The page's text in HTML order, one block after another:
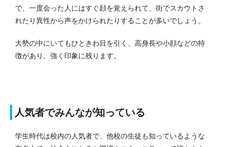
で、一度会った人にはすぐ顔を覚えられて、街でスカウトさ
れたり異性から声をかけられたりすることが多いでしょう。
大勢の中にいてもひときわ目を引く、高身長や小顔などの特
徴があり、強く印象に残ります。
人気者でみんなが知っている
学生時代は校内の人気者で、他校の生徒も知っているような